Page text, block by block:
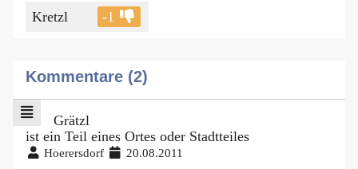
Kretzl -1
Kommentare (2)
Grätzl
ist ein Teil eines Ortes oder Stadtteiles
Hoerersdorf 20.08.2011